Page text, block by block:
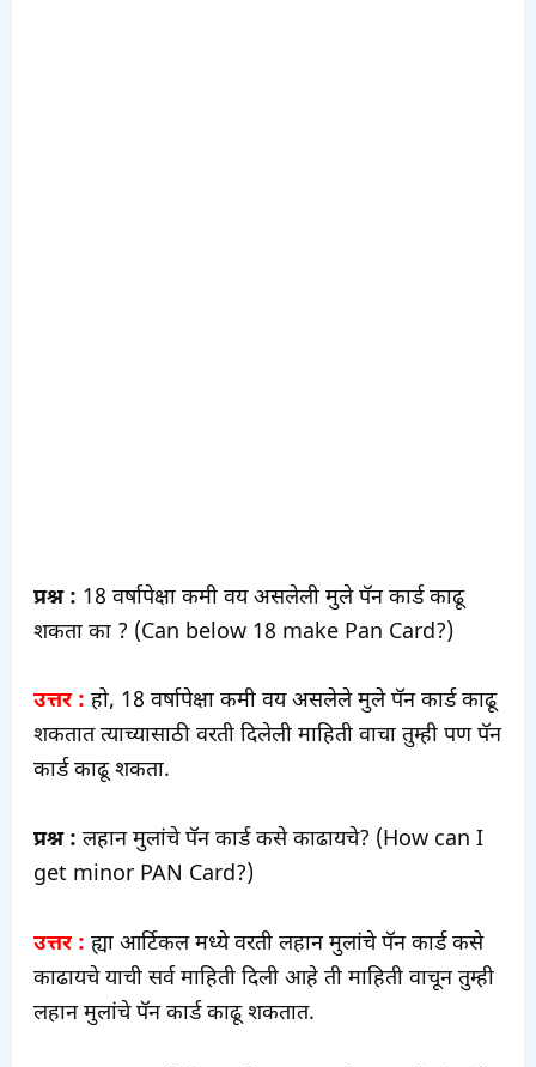
प्रश्न : 18 वर्षापेक्षा कमी वय असलेली मुले पॅन कार्ड काढू
शकता का ? (Can below 18 make Pan Card?)
उत्तर : हो, 18 वर्षापेक्षा कमी वय असलेले मुले पॅन कार्ड काढू
शकतात त्याच्यासाठी वरती दिलेली माहिती वाचा तुम्ही पण पॅन
कार्ड काढू शकता.
प्रश्न : लहान मुलांचे पॅन कार्ड कसे काढायचे? (How can I
get minor PAN Card?)
उत्तर : ह्या आर्टिकल मध्ये वरती लहान मुलांचे पॅन कार्ड कसे
काढायचे याची सर्व माहिती दिली आहे ती माहिती वाचून तुम्ही
लहान मुलांचे पॅन कार्ड काढू शकतात.